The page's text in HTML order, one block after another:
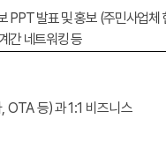
PPT발표 및 홍보 (주민사업체
간 네트워킹 등
, OTA등)과1:1 비즈니스